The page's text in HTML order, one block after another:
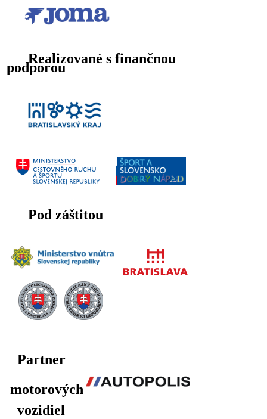
Realizované s finančnou
podporou
Pod záštitou
Partner
motorových
vozidiel